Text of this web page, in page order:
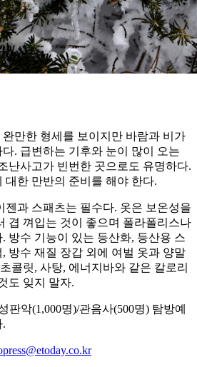
만한 형세를 보이지만 바람과 비가
. 급변하는 기후와 눈이 많이 오는
난사고가 빈번한 곳으로도 유명하다.
대한 만반의 준비를 해야 한다.
젠과 스패츠는 필수다. 옷은 보온성을
겹 껴입는 것이 좋으며 폴라폴리스나
방수 기능이 있는 등산화, 등산용 스
방수 재질 장갑 외에 여벌 옷과 양말
콜릿, 사탕, 에너지바와 같은 칼로리
도 잊지 말자.
판악(1,000명)/관음사(500명) 탐방예
.